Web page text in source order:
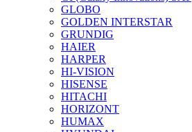
GLOBO
GOLDEN INTERSTAR
GRUNDIG
HAIER
HARPER
HI-VISION
HISENSE
HITACHI
HORIZONT
HUMAX